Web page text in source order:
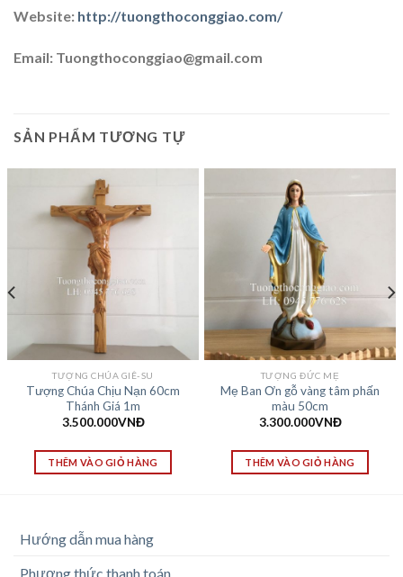
Website: http://tuongthoconggiao.com/
Email: Tuongthoconggiao@gmail.com
SẢN PHẨM TƯƠNG TỰ
TƯỢNG CHÚA GIÊ-SU
Tượng Chúa Chịu Nạn 60cm
Thánh Giá 1m
3.500.000VNĐ
THÊM VÀO GIỎ HÀNG
TƯỢNG ĐỨC MẸ
Mẹ Ban Ơn gỗ vàng tâm phấn
màu 50cm
3.300.000VNĐ
THÊM VÀO GIỎ HÀNG
Hướng dẫn mua hàng
Phương thức thanh toán